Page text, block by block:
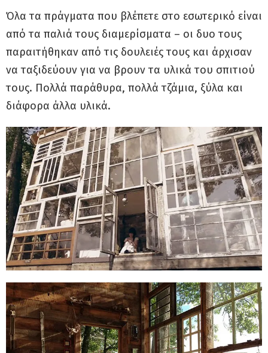
Όλα τα πράγματα που βλέπετε στο εσωτερικό είναι
από τα παλιά τους διαμερίσματα – οι δυο τους
παραιτήθηκαν από τις δουλειές τους και άρχισαν
να ταξιδεύουν για να βρουν τα υλικά του σπιτιού
τους. Πολλά παράθυρα, πολλά τζάμια, ξύλα και
διάφορα άλλα υλικά.